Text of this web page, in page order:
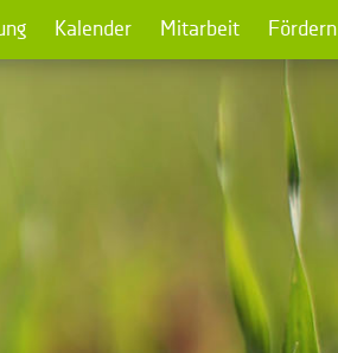
Kalender Mitarbeit Fördern